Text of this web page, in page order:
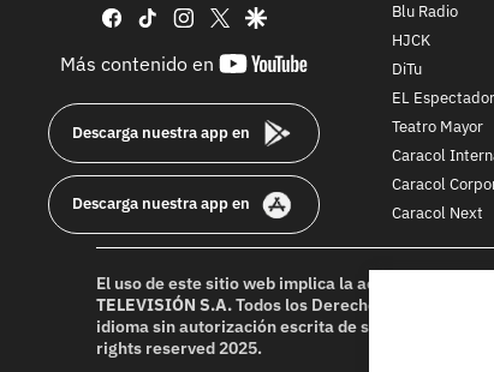
facebook
tiktok instagram
twittergoogle
Más contenido en
youtube-
Descarga nuestra app en
Descarga nuestra app en
Blu Radio
HJCK
DiTu
EL Espectador
Teatro Mayor
Caracol
Caracol
Caracol Next
El uso de este sitio web implica la aceptación de los
TELEVISIÓN S.A.Todos los Derechos Reservados
idioma sin autorización escrita de su titular.
rights reserved 2025.